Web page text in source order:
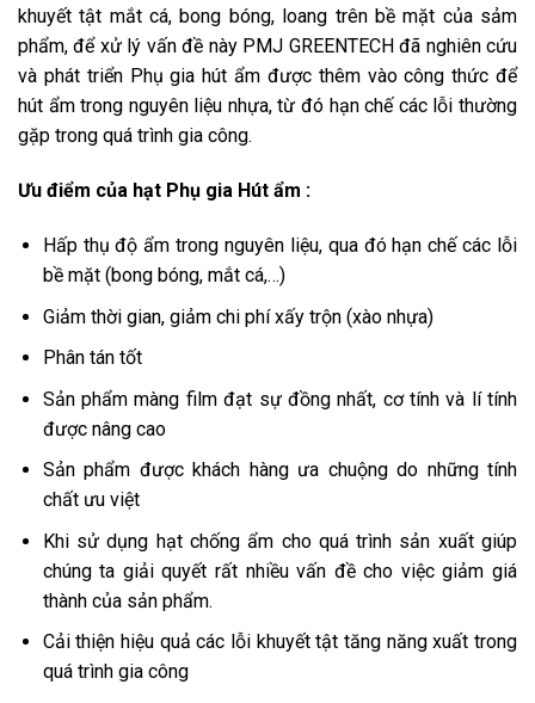
khuyết tật mắt cá, bong bóng, loang trên bề mặt của sảm
phẩm, để xử lý vấn đề này PMJ GREENTECH đã nghiên cứu
và phát triển Phụ gia hút ẩm được thêm vào công thức để
hút ẩm trong nguyên liệu nhựa, từ đó hạn chế các lỗi thường
gặp trong quá trình gia công.
Ưu điểm của hạt Phụ gia Hút ẩm :
Hấp thụ độ ẩm trong nguyên liệu, qua đó hạn chế các lỗi
bề mặt (bong bóng, mắt cá,…)
Giảm thời gian, giảm chi phí xấy trộn (xào nhựa)
Phân tán tốt
Sản phẩm màng film đạt sự đồng nhất, cơ tính và lí tính
được nâng cao
Sản phẩm được khách hàng ưa chuộng do những tính
chất ưu việt
Khi sử dụng hạt chống ẩm cho quá trình sản xuất giúp
chúng ta giải quyết rất nhiều vấn đề cho việc giảm giá
thành của sản phẩm.
Cải thiện hiệu quả các lỗi khuyết tật tăng năng xuất trong
quá trình gia công